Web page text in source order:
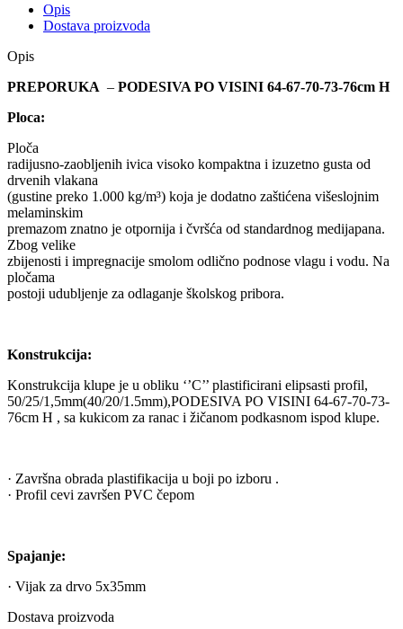
Opis
Dostava proizvoda
Opis
PREPORUKA – PODESIVA PO VISINI 64-67-70-73-76cm H
Ploca:
Ploča
radijusno-zaobljenih ivica visoko kompaktna i izuzetno gusta od
drvenih vlakana
(gustine preko 1.000 kg/m³) koja je dodatno zaštićena višeslojnim
melaminskim
premazom znatno je otpornija i čvršća od standardnog medijapana.
Zbog velike
zbijenosti i impregnacije smolom odlično podnose vlagu i vodu. Na
pločama
postoji udubljenje za odlaganje školskog pribora.
Konstrukcija:
Konstrukcija klupe je u obliku ‘’C’’ plastificirani elipsasti profil,
50/25/1,5mm(40/20/1.5mm),PODESIVA PO VISINI 64-67-70-73-
76cm H , sa kukicom za ranac i žičanom podkasnom ispod klupe.
· Završna obrada plastifikacija u boji po izboru .
· Profil cevi završen PVC čepom
Spajanje:
· Vijak za drvo 5x35mm
Dostava proizvoda